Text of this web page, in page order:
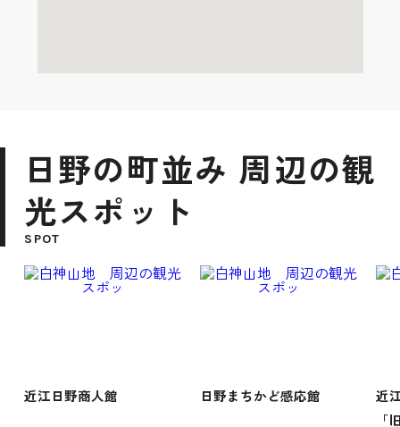
日野の町並み 周辺の観
光スポット
SPOT
近江日野商人館 日野まちかど感応館
近
「